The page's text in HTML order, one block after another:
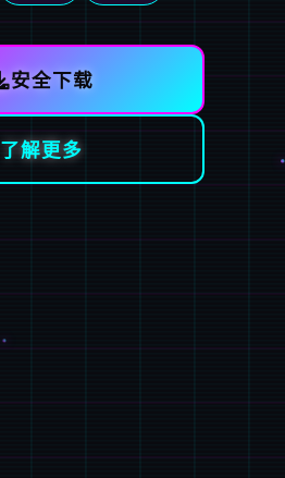
安全下载
了解更多